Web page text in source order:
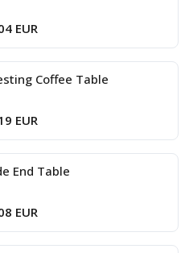
EUR
Coffee Table
EUR
End Table
EUR